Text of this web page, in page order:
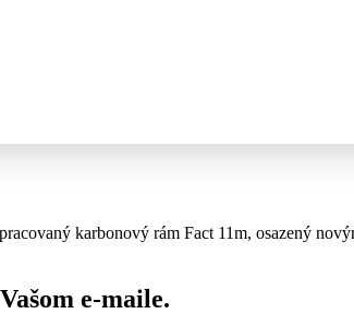
karbonový rám Fact 11m, osazený
e-maile.